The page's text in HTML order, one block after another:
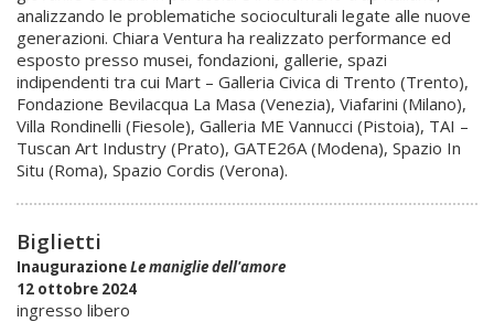
analizzando le problematiche socioculturali legate alle nuove
generazioni. Chiara Ventura ha realizzato performance ed
esposto presso musei, fondazioni, gallerie, spazi
indipendenti tra cui Mart – Galleria Civica di Trento (Trento),
Fondazione Bevilacqua La Masa (Venezia), Viafarini (Milano),
Villa Rondinelli (Fiesole), Galleria ME Vannucci (Pistoia), TAI –
Tuscan Art Industry (Prato), GATE26A (Modena), Spazio In
Situ (Roma), Spazio Cordis (Verona).
Biglietti
InaugurazioneLe maniglie dell'amore
12 ottobre 2024
ingresso libero